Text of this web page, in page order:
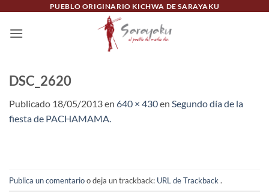
contenido
PUEBLO ORIGINARIO KICHWA DE SARAYAKU
DSC_2620
Publicado 18/05/2013en 640 × 430en Segundo día de la
fiesta de PACHAMAMA.
Publica un comentarioo deja un trackback: URL de Trackback.